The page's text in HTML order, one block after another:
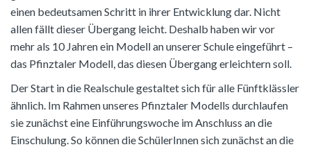
einen bedeutsamen Schritt in ihrer Entwicklung dar. Nicht
allen fällt dieser Übergang leicht. Deshalb haben wir vor
mehr als 10 Jahren ein Modell an unserer Schule eingeführt –
das Pfinztaler Modell, das diesen Übergang erleichtern soll.
Der Start in die Realschule gestaltet sich für alle Fünftklässler
ähnlich. Im Rahmen unseres Pfinztaler Modells durchlaufen
sie zunächst eine Einführungswoche im Anschluss an die
Einschulung. So können die SchülerInnen sich zunächst an die